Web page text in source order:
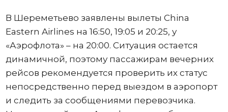
В Шереметьево заявлены вылеты China
Eastern Airlines на 16:50, 19:05 и 20:25, у
«Аэрофлота» – на 20:00. Ситуация остается
динамичной, поэтому пассажирам вечерних
рейсов рекомендуется проверить их статус
непосредственно перед выездом в аэропорт
и следить за сообщениями перевозчика.